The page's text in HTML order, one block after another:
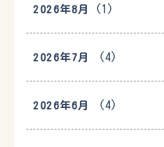
2026年8月 (1)
2026年7月 (4)
2026年6月 (4)